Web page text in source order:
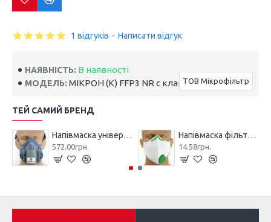
НАЯВНІСТЬ: В наявності
МОДЕЛЬ: МІКРОН (К) FFP3 NR с клапаномТОВ Мікрофільтр
1 відгуків - Написати відгук
ТЕЙ САМИЙ БРЕНД
Напівмаска універсальна МІКРОН НМ
572.00грн.
Напівмаска фільтрувальна МІКРОН (К) FFP1 NR з клапаном
14.58грн.